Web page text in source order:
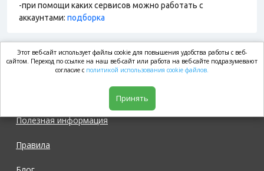
-при помощи каких сервисов можно работать с
аккаунтами: подборка
market.com
Полезная информация
Правила
Этот веб-сайт использует файлы cookie для повышения удобства работы с веб-
сайтом. Переход по ссылке на наш веб-сайт или работа на веб-сайте подразумевают
согласие с политикой использования cookie файлов.
Принять